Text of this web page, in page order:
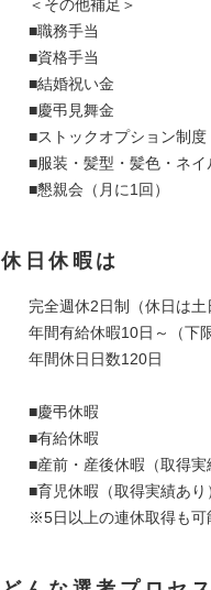
＜その他補足＞
■職務手当
■資格手当
■結婚祝い金
■慶弔見舞金
■ストックオプション制度
■服装・髪型・髪色・ネイ
■懇親会（月に1回）
休日休暇は
完全週休2日制（休日は土
年間有給休暇10日～（下
年間休日日数120日
■慶弔休暇
■有給休暇
■産前・産後休暇（取得実
■育児休暇（取得実績あり
※5日以上の連休取得も